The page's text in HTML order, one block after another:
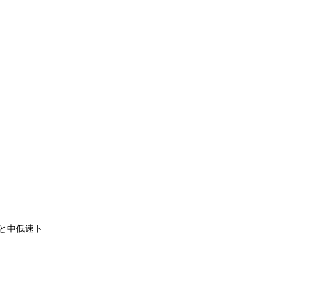
中低速ト